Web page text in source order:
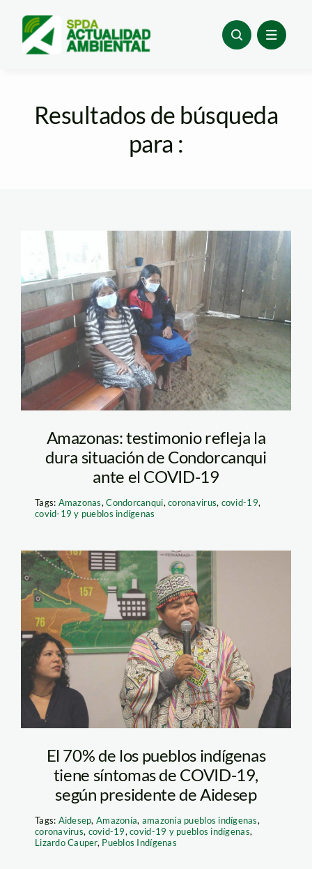
content
Resultados de búsqueda
para :
condor2
Amazonas: testimonio refleja la
dura situación de Condorcanqui
ante el COVID-19
Tags: Amazonas,Condorcanqui,coronavirus, covid-19,
covid-19 y pueblos indígenas
lizardo-cauper—
aidesep
El 70% de los pueblos indígenas
tiene síntomas de COVID-19,
según presidente de Aidesep
Tags: Aidesep,Amazonía, amazonía pueblos indígenas,
coronavirus, covid-19,covid-19 y pueblos indígenas,
Lizardo Cauper, Pueblos Indígenas